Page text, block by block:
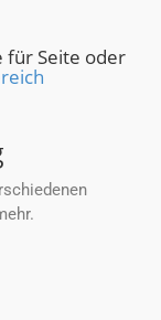
für Seite oder